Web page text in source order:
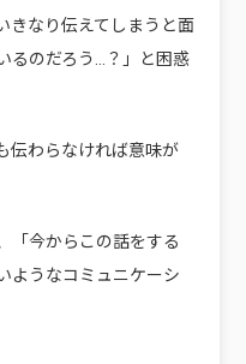
きなり伝えてしまうと面
るのだろう…？」と困惑
伝わらなければ意味が
「今からこの話をする
ようなコミュニケーシ